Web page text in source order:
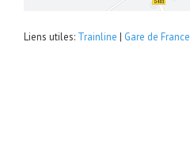
Liens utiles: Trainline | Gare de France